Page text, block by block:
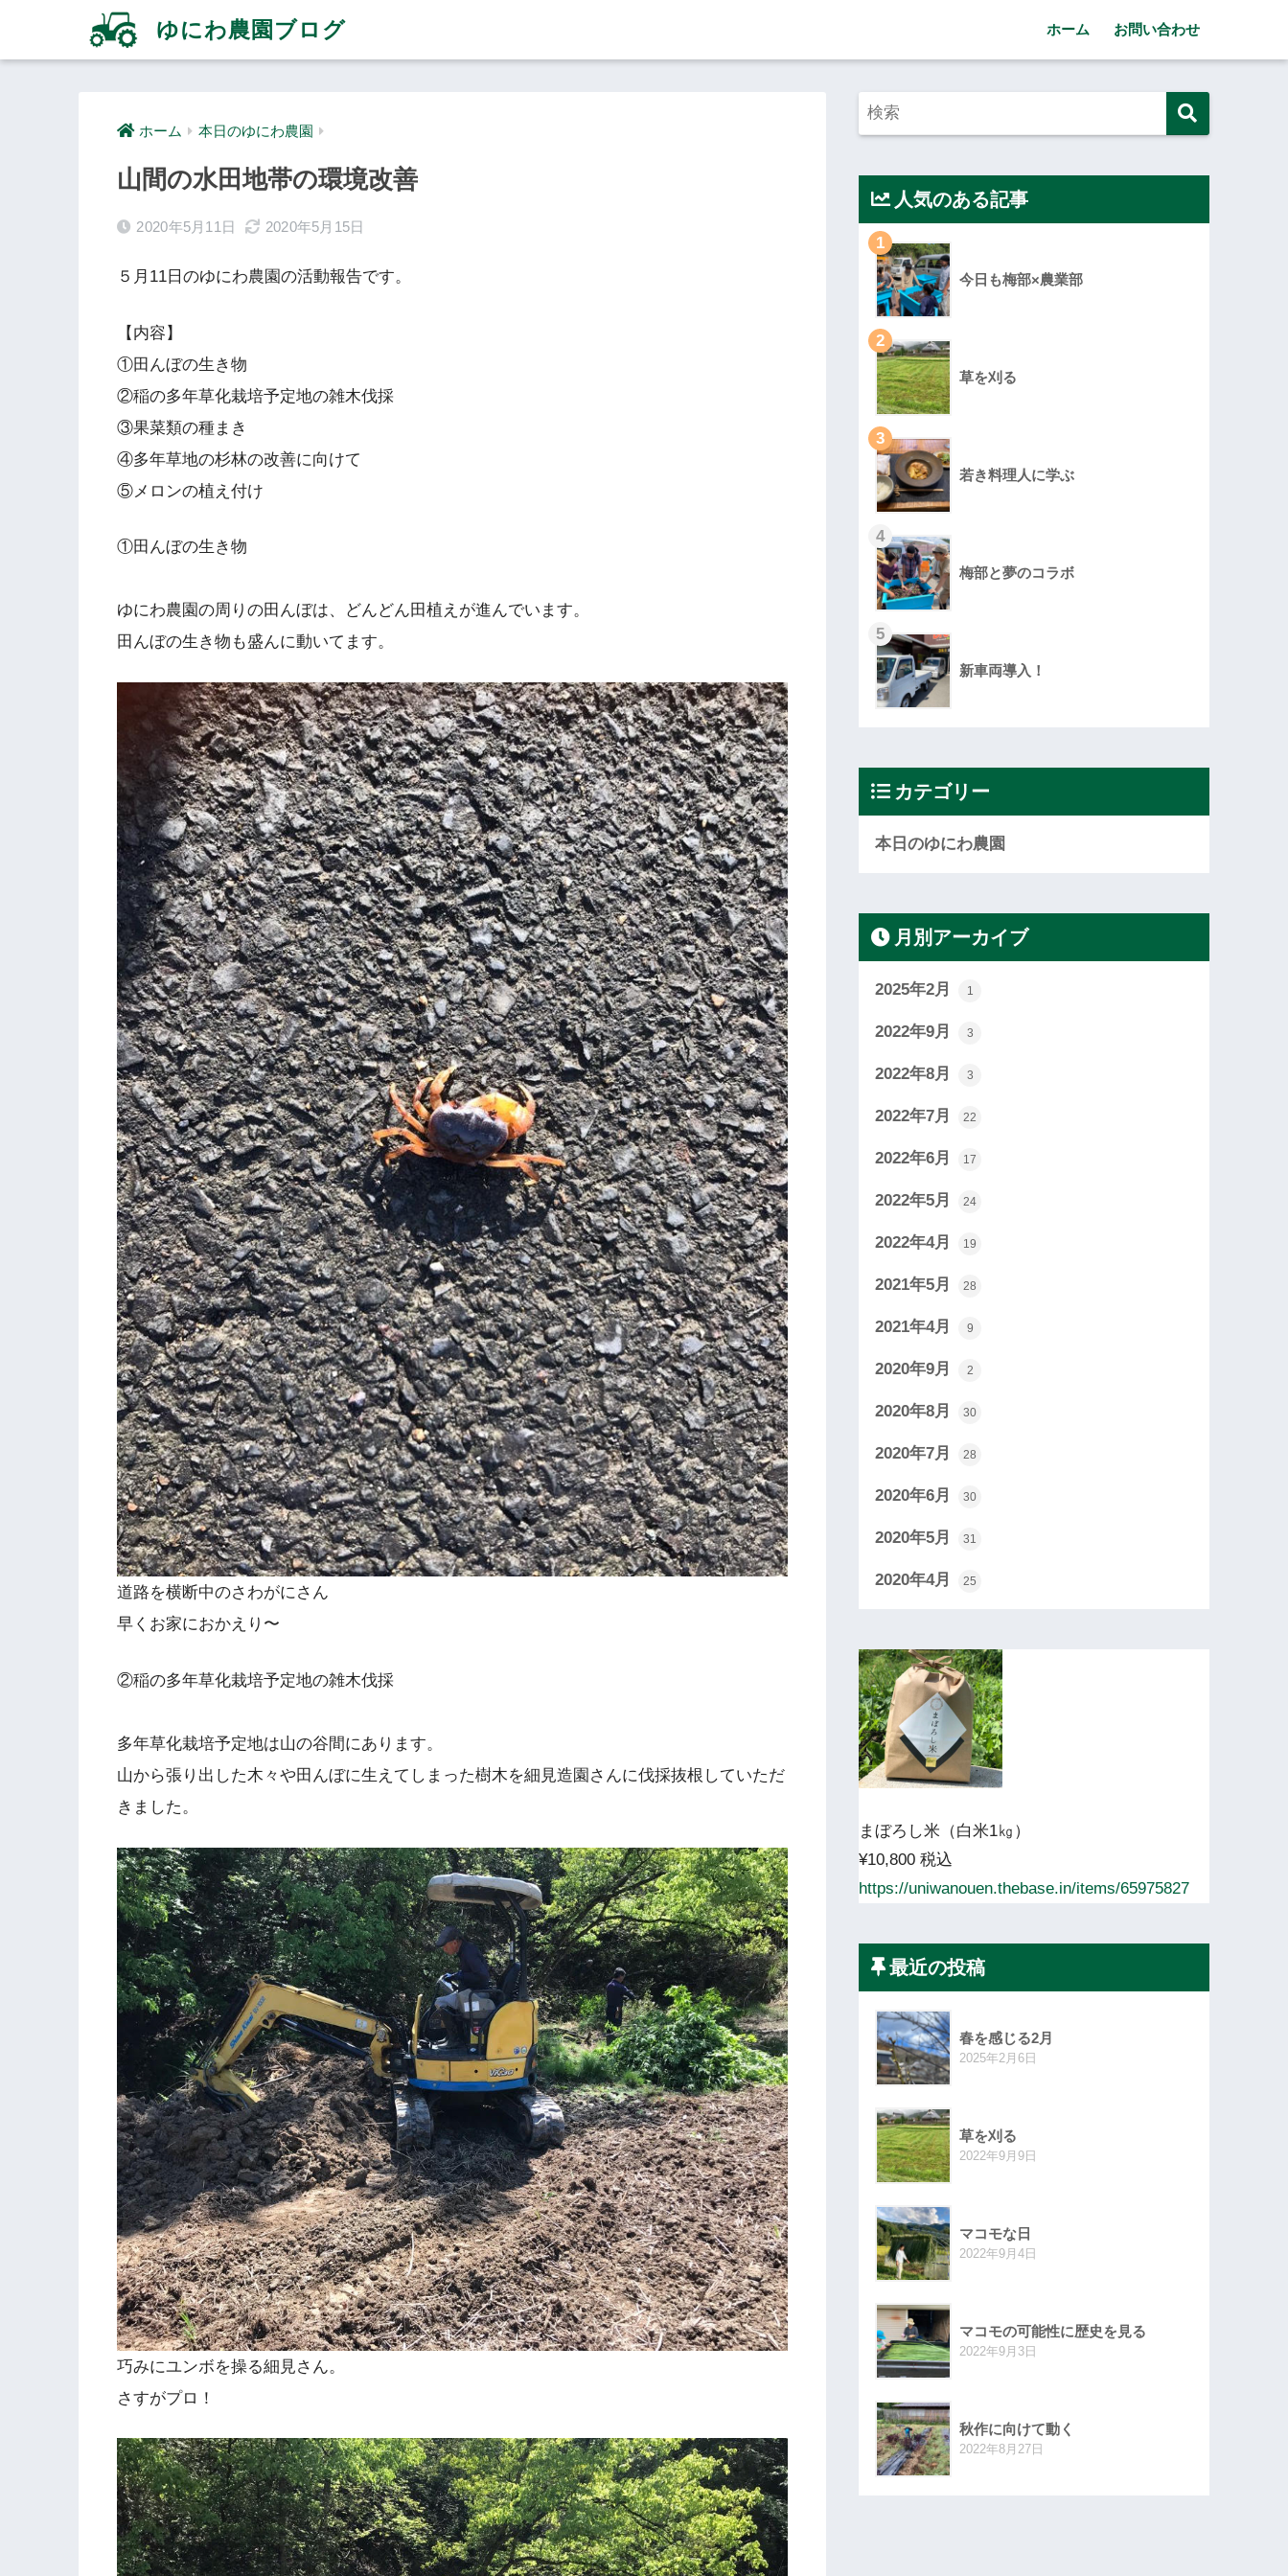
ゆにわ農園ブログ ホーム お問い合わせ
ホーム 本日のゆにわ農園
山間の水田地帯の環境改善
2020年5月11日 2020年5月15日
５月11日のゆにわ農園の活動報告です。
【内容】
①田んぼの生き物
②稲の多年草化栽培予定地の雑木伐採
③果菜類の種まき
④多年草地の杉林の改善に向けて
⑤メロンの植え付け
①田んぼの生き物
ゆにわ農園の周りの田んぼは、どんどん田植えが進んでいます。
田んぼの生き物も盛んに動いてます。
道路を横断中のさわがにさん
早くお家におかえり〜
②稲の多年草化栽培予定地の雑木伐採
多年草化栽培予定地は山の谷間にあります。
山から張り出した木々や田んぼに生えてしまった樹木を細見造園さんに伐採抜根していただ
きました。
巧みにユンボを操る細見さん。
さすがプロ！
人気のある記事
1
今日も梅部×農業部
2
草を刈る
3
若き料理人に学ぶ
4
梅部と夢のコラボ
5
新車両導入！
カテゴリー
本日のゆにわ農園
月別アーカイブ
2025年2月 1
2022年9月 3
2022年8月 3
2022年7月 22
2022年6月 17
2022年5月 24
2022年4月 19
2021年5月 28
2021年4月 9
2020年9月 2
2020年8月 30
2020年7月 28
2020年6月 30
2020年5月 31
2020年4月 25
まぼろし米（白米1㎏）
¥10,800 税込
https://uniwanouen.thebase.in/items/65975827
最近の投稿
春を感じる2月
2025年2月6日
草を刈る
2022年9月9日
マコモな日
2022年9月4日
マコモの可能性に歴史を見る
2022年9月3日
秋作に向けて動く
2022年8月27日